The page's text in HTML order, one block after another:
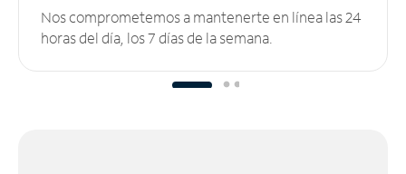
Nos comprometemos a mantenerte en línea las 24
horas del día, los 7 días de la semana.